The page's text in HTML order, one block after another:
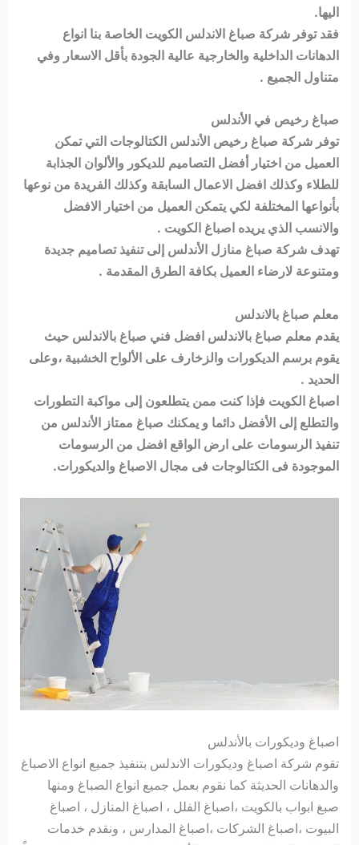
اليها.
فقد توفر شركة صباغ الاندلس الكويت الخاصة بنا انواع
الدهانات الداخلية والخارجية عالية الجودة بأقل الاسعار وفي
متناول الجميع .
صباغ رخيص في الأندلس
توفر شركة صباغ رخيص الأندلس الكتالوجات التي تمكن
العميل من اختيار أفضل التصاميم للديكور والألوان الجذابة
للطلاء وكذلك افضل الاعمال السابقة وكذلك الفريدة من نوعها
بأنواعها المختلفة لكي يتمكن العميل من اختيار الافضل
والانسب الذي يريده اصباغ الكويت .
تهدف شركة صباغ منازل الأندلس إلى تنفيذ تصاميم جديدة
ومتنوعة لارضاء العميل بكافة الطرق المقدمة .
معلم صباغ بالاندلس
يقدم معلم صباغ بالاندلس افضل فني صباغ بالاندلس حيث
يقوم برسم الديكورات والزخارف على الألواح الخشبية ،وعلى
الحديد .
اصباغ الكويت فإذا كنت ممن يتطلعون إلى مواكبة التطورات
والتطلع إلى الأفضل دائما و يمكنك صباغ ممتاز الأندلس من
تنفيذ الرسومات على ارض الواقع افضل من الرسومات
الموجودة فى الكتالوجات فى مجال الاصباغ والديكورات.
اصباغ وديكورات بالأندلس
تقوم شركة اصباغ وديكورات الاندلس بتنفيذ جميع انواع الاصباغ
والدهانات الحديثة كما نقوم بعمل جميع انواع الصباغ ومنها
صبغ ابواب بالكويت ،اصباغ الفلل ، اصباغ المنازل ، اصباغ
البيوت ،اصباغ الشركات ،اصباغ المدارس ، ونقدم خدمات